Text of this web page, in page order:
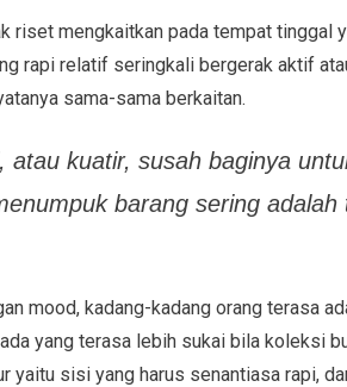
riset mengkaitkan pada tempat tinggal
rapi relatif seringkali bergerak aktif
sama-sama berkaitan.
atau kuatir, susah baginya
barang sering adalah
mood, kadang-kadang orang terasa
yang terasa lebih sukai bila koleksi
yaitu sisi yang harus senantiasa rapi,